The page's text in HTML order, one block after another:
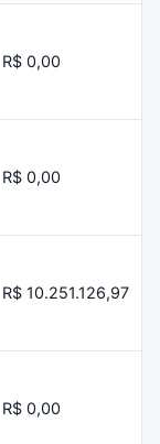
R$ 0,00
R$ 0,00
R$ 10.251.126,97
R$ 0,00